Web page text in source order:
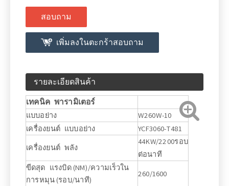
สอบถาม
เพิ่มลงในตะกร้าสอบถาม
รายละเอียดสินค้า
เทคนิค พารามิเตอร์
แบบอย่าง
W260W-10
เครื่องยนต์ แบบอย่าง
YCF3060-T481
เครื่องยนต์ พลัง
44KW/2200รอบ
ต่อนาที
ขีดสุด แรงบิด (NM)/ความเร็วใน
การหมุน (รอบ/นาที)
260/1600